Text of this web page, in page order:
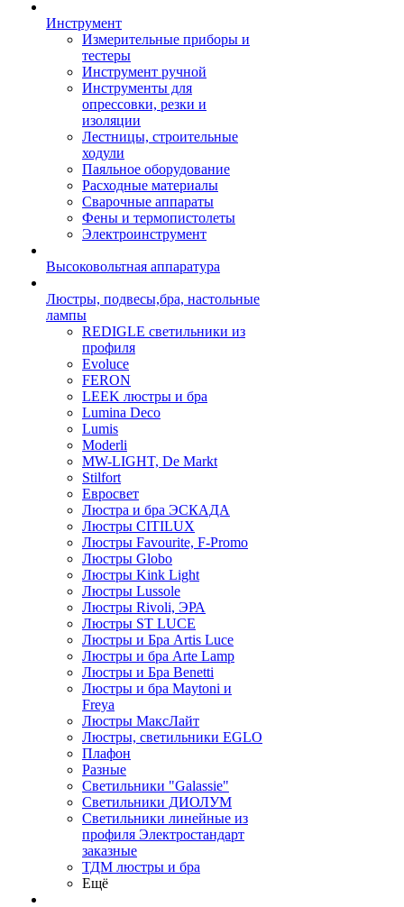
Инструмент
Измерительные приборы и
тестеры
Инструмент ручной
Инструменты для
опрессовки, резки и
изоляции
Лестницы, строительные
ходули
Паяльное оборудование
Расходные материалы
Сварочные аппараты
Фены и термопистолеты
Электроинструмент
Высоковольтная аппаратура
Люстры, подвесы,бра, настольные
лампы
REDIGLE светильники из
профиля
Evoluce
FERON
LEEK люстры и бра
Lumina Deco
Lumis
Moderli
MW-LIGHT, De Markt
Stilfort
Евросвет
Люстра и бра ЭСКАДА
Люстры CITILUX
Люстры Favourite, F-Promo
Люстры Globo
Люстры Kink Light
Люстры Lussole
Люстры Rivoli, ЭРА
Люстры ST LUCE
Люстры и Бра Artis Luce
Люстры и бра Arte Lamp
Люстры и Бра Benetti
Люстры и бра Maytoni и
Freya
Люстры МаксЛайт
Люстры, светильники EGLO
Плафон
Разные
Светильники "Galassie"
Светильники ДИОЛУМ
Светильники линейные из
профиля Электростандарт
заказные
ТДМ люстры и бра
Ещё